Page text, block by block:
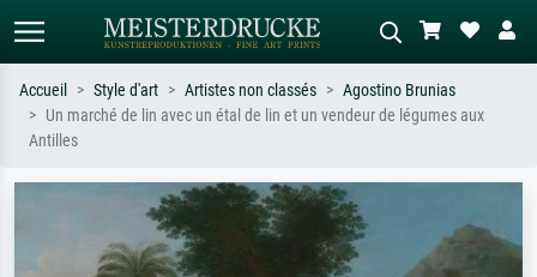
ex. Monet, Nuit étoilée,
impressionnisme, vague de Hokusai,
nu.
abstrait avec beaucoup de rouge,
tableau sombre, nu debout près d'un
Accueil Style d'art Artistes non classés
Agostino Brunias
Un marché de lin avec un étal de lin et un vendeur de légumes aux
Antilles